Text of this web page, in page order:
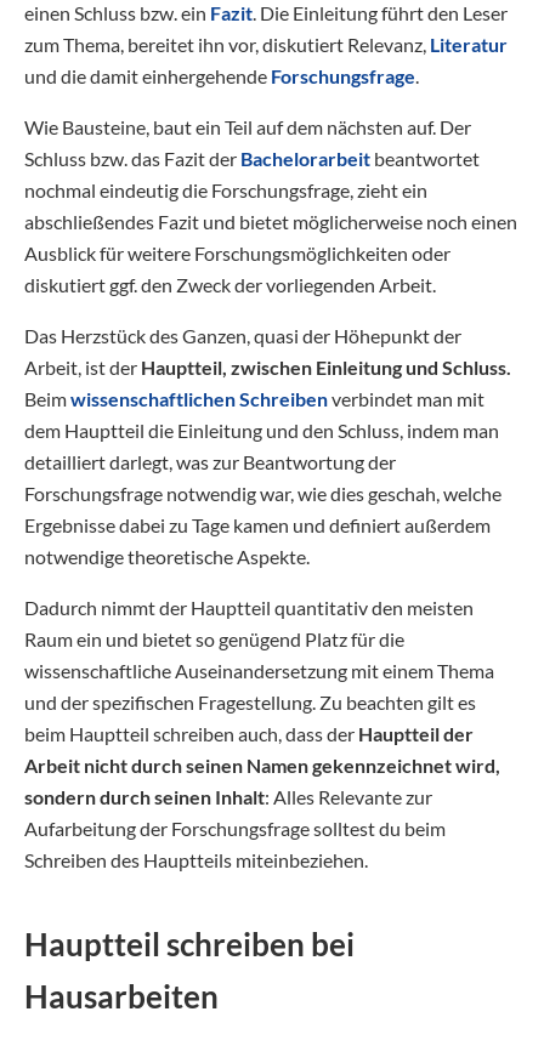
einen Schluss bzw. ein Fazit. Die Einleitung führt den Leser
zum Thema, bereitet ihn vor, diskutiert Relevanz, Literatur
und die damit einhergehende Forschungsfrage.
Wie Bausteine, baut ein Teil auf dem nächsten auf. Der
Schluss bzw. das Fazit der Bachelorarbeit beantwortet
nochmal eindeutig die Forschungsfrage, zieht ein
abschließendes Fazit und bietet möglicherweise noch einen
Ausblick für weitere Forschungsmöglichkeiten oder
diskutiert ggf. den Zweck der vorliegenden Arbeit.
Das Herzstück des Ganzen, quasi der Höhepunkt der
Arbeit, ist der Hauptteil, zwischen Einleitung und Schluss.
Beimwissenschaftlichen Schreibenverbindet man mit
dem Hauptteil die Einleitung und den Schluss, indem man
detailliert darlegt, was zur Beantwortung der
Forschungsfrage notwendig war, wie dies geschah, welche
Ergebnisse dabei zu Tage kamen und definiert außerdem
notwendige theoretische Aspekte.
Dadurch nimmt der Hauptteil quantitativ den meisten
Raum ein und bietet so genügend Platz für die
wissenschaftliche Auseinandersetzung mit einem Thema
und der spezifischen Fragestellung. Zu beachten gilt es
beim Hauptteil schreiben auch, dass der Hauptteil der
Arbeit nicht durch seinen Namen gekennzeichnet wird,
sondern durch seinen Inhalt: Alles Relevante zur
Aufarbeitung der Forschungsfrage solltest du beim
Schreiben des Hauptteils miteinbeziehen.
Hauptteil schreiben bei
Hausarbeiten